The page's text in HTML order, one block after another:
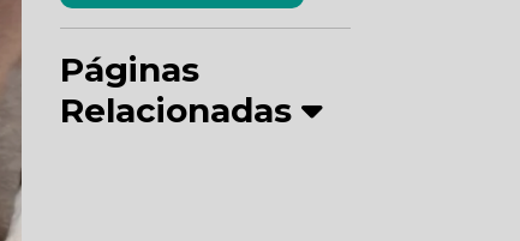
Páginas
Relacionadas